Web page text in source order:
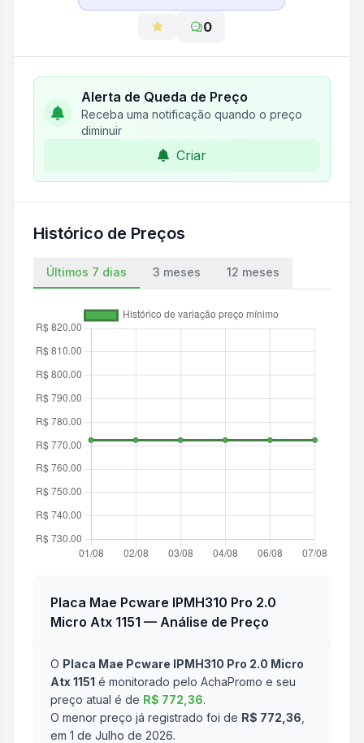
0
Alerta de Queda de Preço
Receba uma notificação quando o preço
diminuir
Criar
Histórico de Preços
Últimos 7 dias 3 meses 12 meses
Placa Mae Pcware IPMH310 Pro 2.0
Micro Atx 1151 — Análise de Preço
O Placa Mae Pcware IPMH310 Pro 2.0 Micro
Atx 1151 é monitorado pelo AchaPromo e seu
preço atual é de R$ 772,36.
O menor preço já registrado foi de R$ 772,36
em 1 de Julho de 2026.